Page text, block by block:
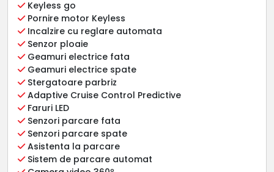
Keyless go
Pornire motor Keyless
Incalzire cu reglare automata
Senzor ploaie
Geamuri electrice fata
Geamuri electrice spate
Stergatoare parbriz
Adaptive Cruise Control Predictive
Faruri LED
Senzori parcare fata
Senzori parcare spate
Asistenta la parcare
Sistem de parcare automat